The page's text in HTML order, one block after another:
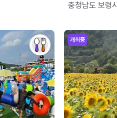
충청남도 보령시
개최중